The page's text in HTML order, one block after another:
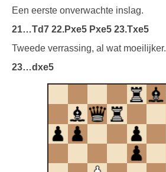
Een eerste onverwachte inslag.
21…Td7 22.Pxe5 Pxe5 23.Txe5
Tweede verrassing, al wat moeilijker.
23…dxe5